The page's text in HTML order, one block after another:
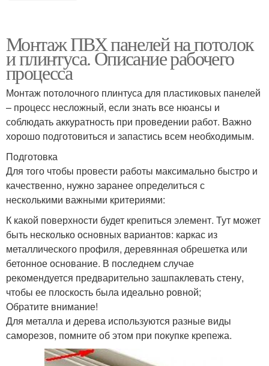
Монтаж ПВХ панелей на потолок
и плинтуса. Описание рабочего
процесса
Монтаж потолочного плинтуса для пластиковых панелей
– процесс несложный, если знать все нюансы и
соблюдать аккуратность при проведении работ. Важно
хорошо подготовиться и запастись всем необходимым.
Подготовка
Для того чтобы провести работы максимально быстро и
качественно, нужно заранее определиться с
несколькими важными критериями:
К какой поверхности будет крепиться элемент. Тут может
быть несколько основных вариантов: каркас из
металлического профиля, деревянная обрешетка или
бетонное основание. В последнем случае
рекомендуется предварительно зашпаклевать стену,
чтобы ее плоскость была идеально ровной;
Обратите внимание!
Для металла и дерева используются разные виды
саморезов, помните об этом при покупке крепежа.